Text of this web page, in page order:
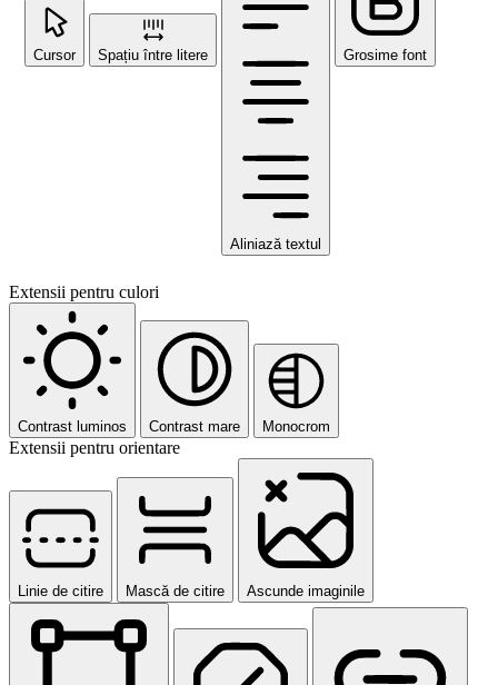
Cursor Spațiu între litere
Aliniază textul
Grosime font
Extensii pentru culori
Contrast luminos Contrast mare Monocrom
Extensii pentru orientare
Linie de citire Mască de citire Ascunde imaginile